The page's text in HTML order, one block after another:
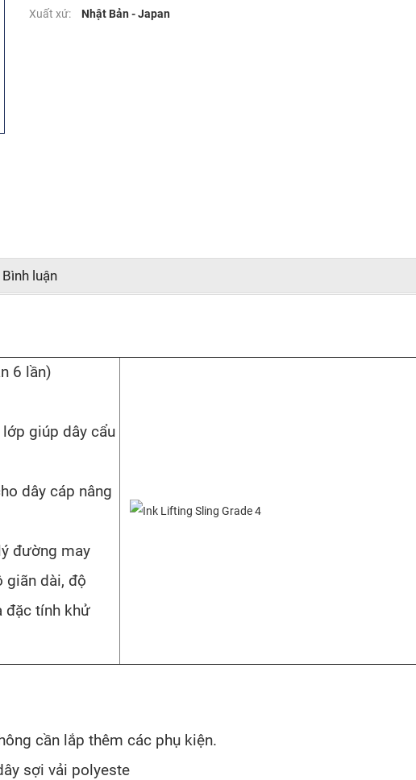
Xuất xứ: Nhật Bản - Japan
Bình luận
6 lần)
giúp dây cẩu
dây cáp nâng
đường may
giãn dài, độ
đặc tính khử
cần lắp thêm các phụ kiện.
sợi vải polyeste